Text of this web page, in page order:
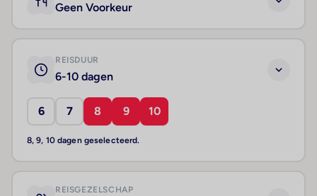
Geen Voorkeur
REISDUUR
6-10 dagen
6 7 8 9 10
8, 9, 10 dagen geselecteerd.
REISGEZELSCHAP